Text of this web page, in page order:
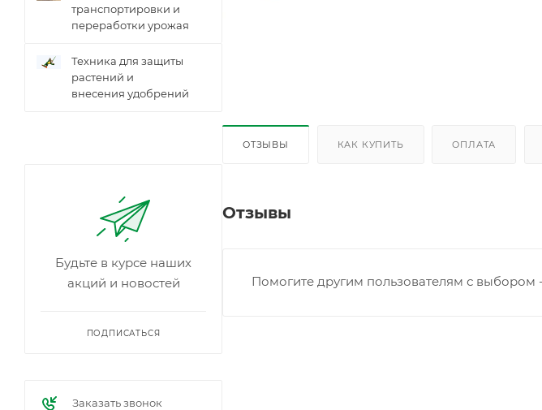
ОТЗЫВЫ КАК КУПИТЬ ОПЛАТА
Отзывы
Помогите другим пользователям с
транспортировки и
переработки урожая
Техника для защиты
растений и
внесения удобрений
Будьте в курсе наших
акций и новостей
ПОДПИСАТЬСЯ
Заказать звонок